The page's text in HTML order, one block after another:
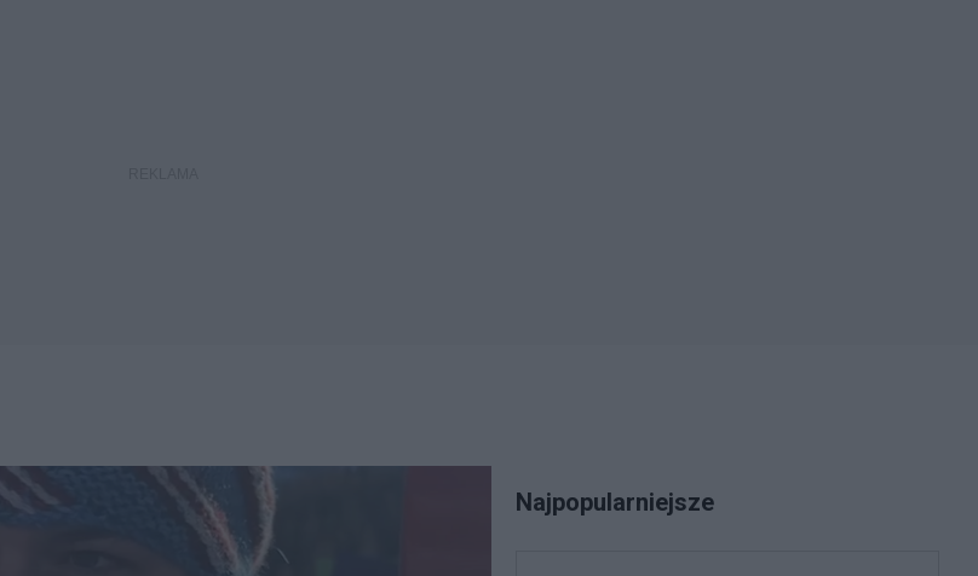
Najpopularniejsze